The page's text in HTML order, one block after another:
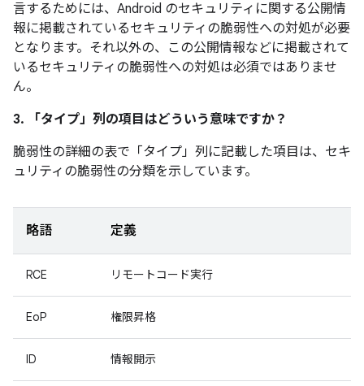
言するためには、Android のセキュリティに関する公開情
報に掲載されているセキュリティの脆弱性への対処が必要
となります。それ以外の、この公開情報などに掲載されて
いるセキュリティの脆弱性への対処は必須ではありませ
ん。
3. 「タイプ」 列の項目はどういう意味ですか？
脆弱性の詳細の表で「タイプ」 列に記載した項目は、セキ
ュリティの脆弱性の分類を示しています。
略語 定義
RCE リモートコード実行
EoP 権限昇格
ID 情報開示